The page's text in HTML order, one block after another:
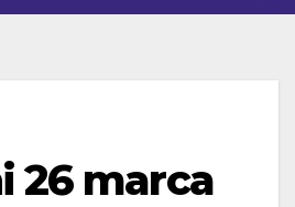
26 marca